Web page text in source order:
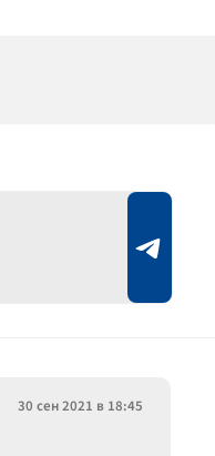
30 сен 2021 в 18:45